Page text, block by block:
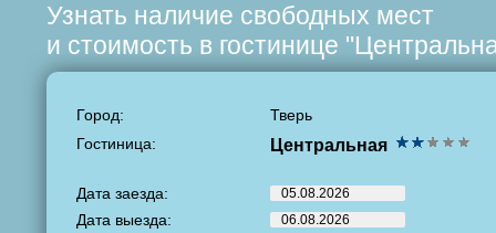
Узнать наличие свободных мест
и стоимость в гостинице
Город:
Тверь
Гостиница:
Центральная
Дата заезда:
Дата выезда: